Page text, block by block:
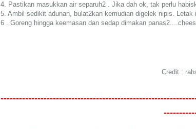
4. Pastikan masukkan air separuh2 . Jika dah ok, tak perlu
5. Ambil sedikit adunan, bulat2kan kemudian digelek nipis.
6 . Goreng hingga keemasan dan sedap dimakan
Credit :